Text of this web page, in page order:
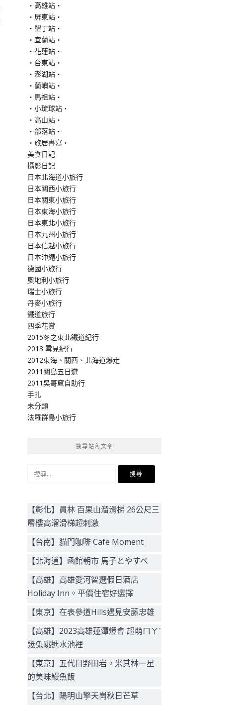
‧高雄站‧
‧屏東站‧
‧墾丁站‧
‧宜蘭站‧
‧花蓮站‧
‧台東站‧
‧澎湖站‧
‧蘭嶼站‧
‧馬祖站‧
‧小琉球站‧
‧高山站‧
‧部落站‧
‧旅居書寫‧
美食日記
攝影日記
日本北海道小旅行
日本關西小旅行
日本關東小旅行
日本東海小旅行
日本東北小旅行
日本九州小旅行
日本信越小旅行
日本沖繩小旅行
德國小旅行
奧地利小旅行
瑞士小旅行
丹麥小旅行
鐵道旅行
四季花賞
2015冬之東北鐵道紀行
2013 雪見紀行
2012東海、關西、北海道爆走
2011關島五日遊
2011吳哥窟自助行
手扎
未分類
法羅群島小旅行
搜尋站內文章
鍵
字:
【彰化】員林 百果山溜滑梯 26公尺三
層樓高溜滑梯超刺激
【台南】貓門咖啡 Cafe Moment
【北海道】函館朝市 馬子とやすべ
【高雄】高雄愛河智選假日酒店
Holiday Inn。平價住宿好選擇
【東京】在表參道Hills遇見安藤忠雄
【高雄】2023高雄蓮潭燈會 超萌ㄇㄚˊ
幾兔跳進水池裡
【東京】五代目野田岩。米其林一星
的美味鰻魚飯
【台北】陽明山擎天崗秋日芒草